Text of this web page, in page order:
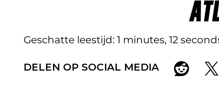
Geschatte leestijd 1 minutes, 12
DELEN OP SOCIAL MEDIA